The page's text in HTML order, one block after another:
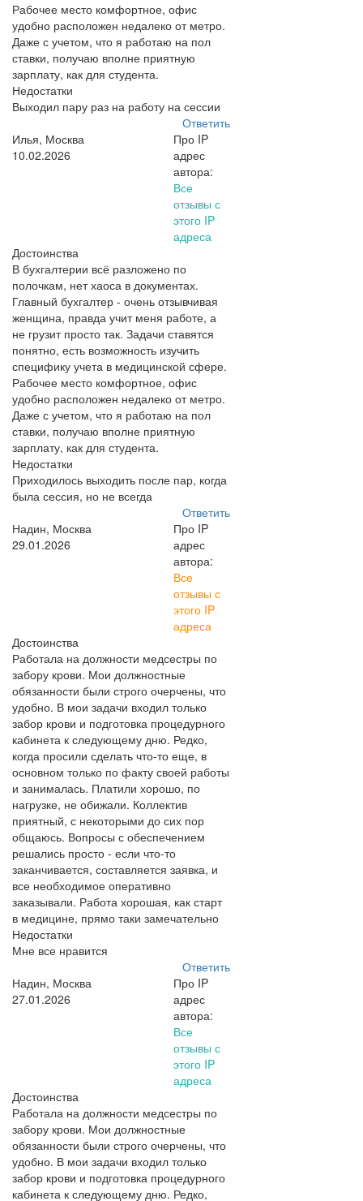
Рабочее место комфортное, офис
удобно расположен недалеко от метро.
Даже с учетом, что я работаю на пол
ставки, получаю вполне приятную
зарплату, как для студента.
Недостатки
Выходил пару раз на работу на сессии
Ответить
Илья, Москва
10.02.2026
Про IP
адрес
автора:
Все
отзывы с
этого IP
адреса
Достоинства
В бухгалтерии всё разложено по
полочкам, нет хаоса в документах.
Главный бухгалтер - очень отзывчивая
женщина, правда учит меня работе, а
не грузит просто так. Задачи ставятся
понятно, есть возможность изучить
специфику учета в медицинской сфере.
Рабочее место комфортное, офис
удобно расположен недалеко от метро.
Даже с учетом, что я работаю на пол
ставки, получаю вполне приятную
зарплату, как для студента.
Недостатки
Приходилось выходить после пар, когда
была сессия, но не всегда
Ответить
Надин, Москва
29.01.2026
Про IP
адрес
автора:
Все
отзывы с
этого IP
адреса
Достоинства
Работала на должности медсестры по
забору крови. Мои должностные
обязанности были строго очерчены, что
удобно. В мои задачи входил только
забор крови и подготовка процедурного
кабинета к следующему дню. Редко,
когда просили сделать что-то еще, в
основном только по факту своей работы
и занималась. Платили хорошо, по
нагрузке, не обижали. Коллектив
приятный, с некоторыми до сих пор
общаюсь. Вопросы с обеспечением
решались просто - если что-то
заканчивается, составляется заявка, и
все необходимое оперативно
заказывали. Работа хорошая, как старт
в медицине, прямо таки замечательно
Недостатки
Мне все нравится
Ответить
Надин, Москва
27.01.2026
Про IP
адрес
автора:
Все
отзывы с
этого IP
адреса
Достоинства
Работала на должности медсестры по
забору крови. Мои должностные
обязанности были строго очерчены, что
удобно. В мои задачи входил только
забор крови и подготовка процедурного
кабинета к следующему дню. Редко,